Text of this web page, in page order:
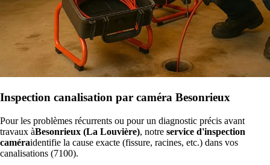
Inspection canalisation par caméra Besonrieux
Pour les problèmes récurrents ou pour un diagnostic précis avant
travaux àBesonrieux (La Louvière), notre service d'inspection
caméraidentifie la cause exacte (fissure, racines, etc.) dans vos
canalisations (7100).